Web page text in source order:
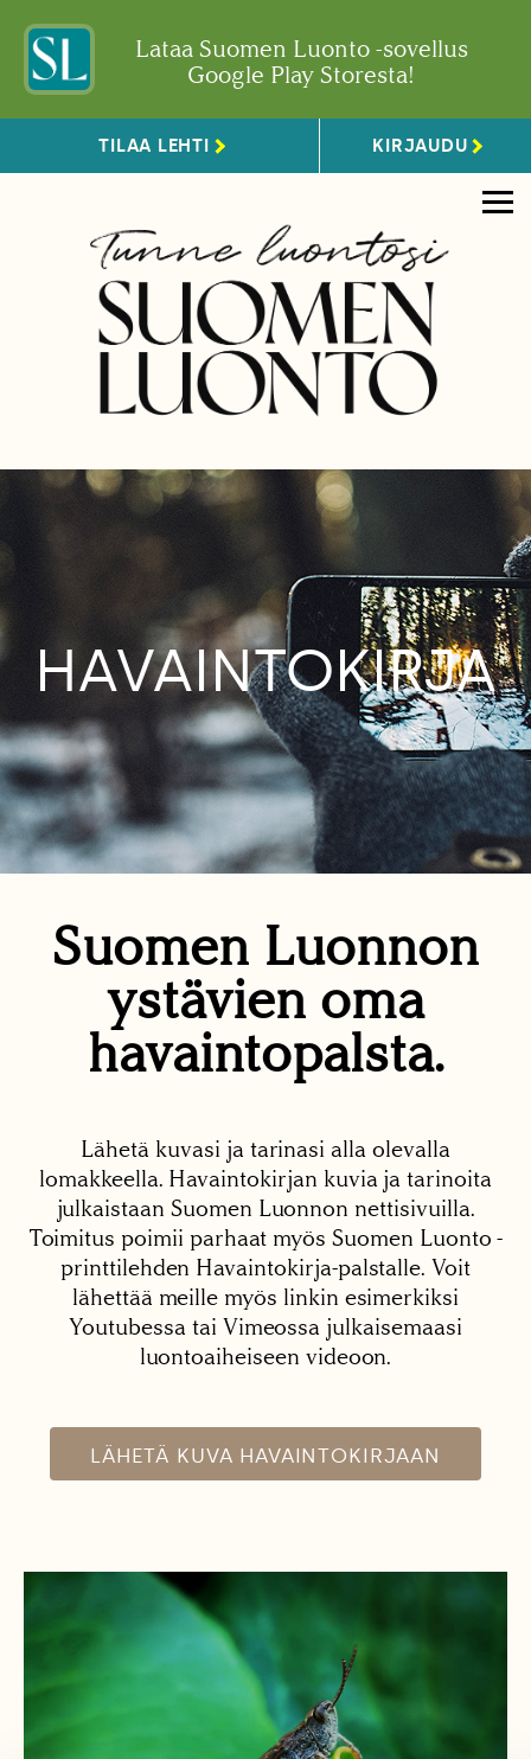
Lataa Suomen Luonto -sovellus
Google Play Storesta!
TILAA LEHTI KIRJAUDU
HAVAINTOKIRJA
Suomen Luonnon
ystävien oma
havaintopalsta.
Lähetä kuvasi ja tarinasi alla olevalla
lomakkeella. Havaintokirjan kuvia ja tarinoita
julkaistaan Suomen Luonnon nettisivuilla.
Toimitus poimii parhaat myös Suomen Luonto -
printtilehden Havaintokirja-palstalle. Voit
lähettää meille myös linkin esimerkiksi
Youtubessa tai Vimeossa julkaisemaasi
luontoaiheiseen videoon.
LÄHETÄ KUVA HAVAINTOKIRJAAN